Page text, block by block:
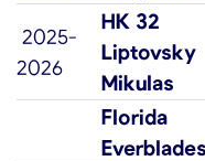
2025-
2026
HK 32
Liptovsky
Mikulas
Florida
Everblades